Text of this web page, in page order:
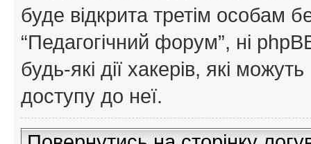
буде відкрита третім особам
“Педагогічний форум”, ні
будь-які дії хакерів, які
доступу до неї.